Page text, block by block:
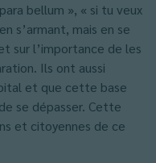
bellum », « si tu veux
s’armant, mais en se
sur l’importance de les
Ils ont aussi
et que cette base
se dépasser. Cette
et citoyennes de ce